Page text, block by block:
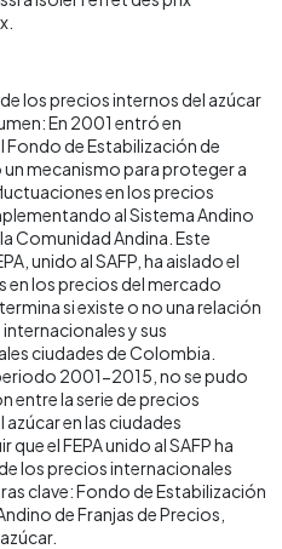
los precios internos del azúcar
En 2001 entró en
de Estabilización de
un mecanismo para proteger a
en los precios
al Sistema Andino
Comunidad Andina. Este
unido al SAFP, ha aislado el
en los precios del mercado
si existe o no una relación
y sus
ciudades de Colombia.
2001-2015, no se pudo
entre la serie de precios
en las ciudades
el FEPA unido al SAFP ha
los precios internacionales
clave: Fondo de Estabilización
de Franjas de Precios,